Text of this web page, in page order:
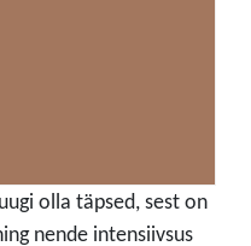
olla täpsed, sest on
nende intensiivsus